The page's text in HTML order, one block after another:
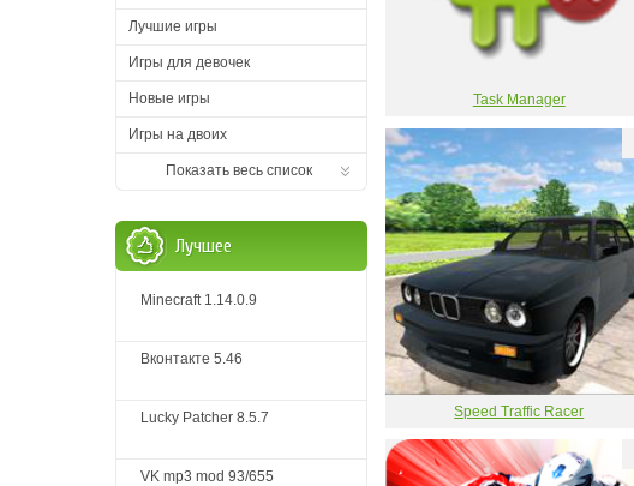
Task Manager
Speed Traffic Racer
Лучшие игры
Игры для девочек
Новые игры
Игры на двоих
Показать весь список
Лучшее
Minecraft 1.14.0.9
Вконтакте 5.46
Lucky Patcher 8.5.7
VK mp3 mod 93/655